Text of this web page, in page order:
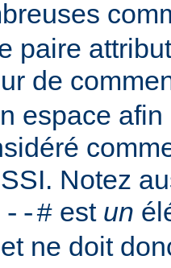
paire
de
espace
Notez
# est un
ne doit